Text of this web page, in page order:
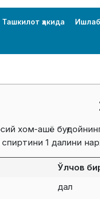
Ташкилот ҳакида
хом-ашё
1 далини
Ўлчов
дал